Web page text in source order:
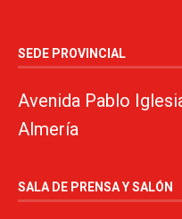
SEDE PROVINCIAL
Avenida Pablo
Almería
SALA DE PRENSA Y SALÓN